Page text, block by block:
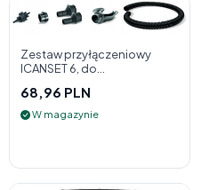
Zestaw przyłączeniowy
ICANSET 6, do
68,96 PLN
W magazynie